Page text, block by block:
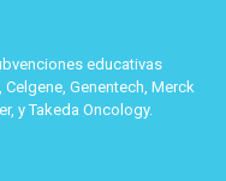
educativas
Genentech, Merck
y Takeda Oncology.